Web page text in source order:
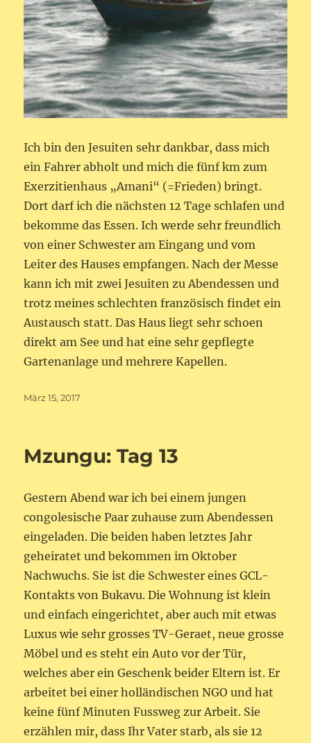
Ich bin den Jesuiten sehr dankbar, dass mich
ein Fahrer abholt und mich die fünf km zum
Exerzitienhaus „Amani“ (=Frieden) bringt.
Dort darf ich die nächsten 12 Tage schlafen und
bekomme das Essen. Ich werde sehr freundlich
von einer Schwester am Eingang und vom
Leiter des Hauses empfangen. Nach der Messe
kann ich mit zwei Jesuiten zu Abendessen und
trotz meines schlechten französisch findet ein
Austausch statt. Das Haus liegt sehr schoen
direkt am See und hat eine sehr gepflegte
Gartenanlage und mehrere Kapellen.
Veröffentlicht
März 15, 2017
Mzungu: Tag 13
Gestern Abend war ich bei einem jungen
congolesische Paar zuhause zum Abendessen
eingeladen. Die beiden haben letztes Jahr
geheiratet und bekommen im Oktober
Nachwuchs. Sie ist die Schwester eines GCL-
Kontakts von Bukavu. Die Wohnung ist klein
und einfach eingerichtet, aber auch mit etwas
Luxus wie sehr grosses TV-Geraet, neue grosse
Möbel und es steht ein Auto vor der Tür,
welches aber ein Geschenk beider Eltern ist. Er
arbeitet bei einer holländischen NGO und hat
keine fünf Minuten Fussweg zur Arbeit. Sie
erzählen mir, dass Ihr Vater starb, als sie 12